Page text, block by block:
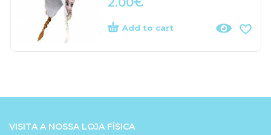
Add to cart
VISITA A NOSSA LOJA FÍSICA